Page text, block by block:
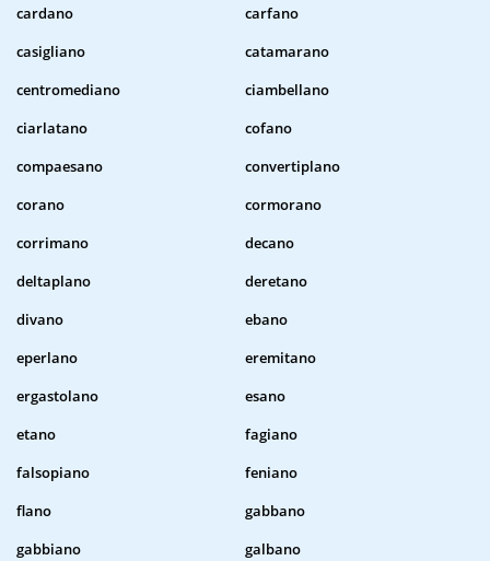
cardano
carfano
casigliano
catamarano
centromediano
ciambellano
ciarlatano
cofano
compaesano
convertiplano
corano
cormorano
corrimano
decano
deltaplano
deretano
divano
ebano
eperlano
eremitano
ergastolano
esano
etano
fagiano
falsopiano
feniano
flano
gabbano
gabbiano
galbano